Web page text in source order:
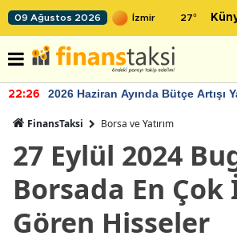
09 Ağustos 2026 27°
22:26 2026 Haziran Ayında Bütçe Artışı
FinansTaksi Borsa ve Yatırım
27 Eylül 2024
Borsada En Çok
Gören Hisseler